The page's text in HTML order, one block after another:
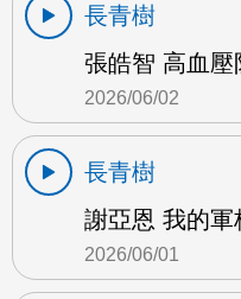
長青樹
張皓智 高血壓
2026/06/02
長青樹
謝亞恩 我的軍
2026/06/01